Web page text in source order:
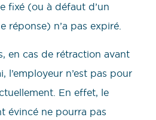
fixé (ou à défaut d’un
réponse) n’a pas expiré.
en cas de rétraction avant
l’employeur n’est pas pour
En effet, le
évincé ne pourra pas